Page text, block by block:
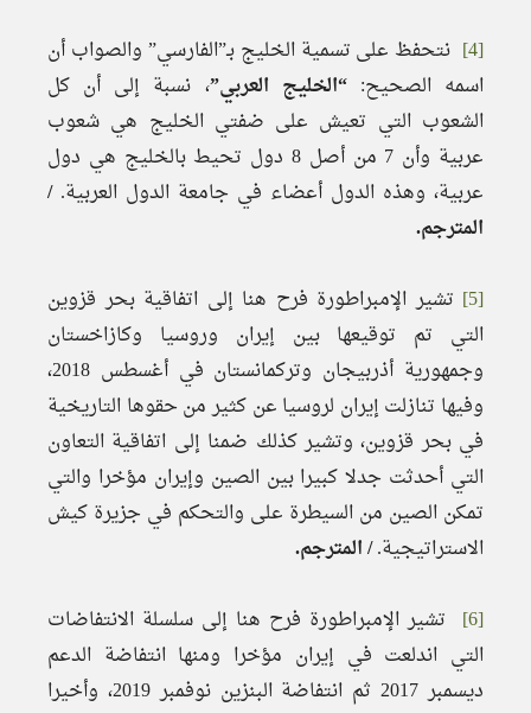
[4]
نتحفظ على تسمية الخليج بـ”الفارسي” والصواب أن
اسمه الصحيح:“الخليج العربي”، نسبة إلى أن كل
الشعوب التي تعيش على ضفتي الخليج هي شعوب
عربية وأن 7 من أصل 8 دول تحيط بالخليج هي دول
عربية، وهذه الدول أعضاء في جامعة الدول العربية./
المترجم.
[5]
تشير الإمبراطورة فرح هنا إلى اتفاقية بحر قزوين
التي تم توقيعها بين إيران وروسيا وكازاخستان
وجمهورية أذربيجان وتركمانستان في أغسطس 2018،
وفيها تنازلت إيران لروسيا عن كثير من حقوها التاريخية
في بحر قزوين، وتشير كذلك ضمنا إلى اتفاقية التعاون
التي أحدثت جدلا كبيرا بين الصين وإيران مؤخرا والتي
تمكن الصين من السيطرة على والتحكم في جزيرة كيش
الاستراتيجية./ المترجم.
[6]
تشير الإمبراطورة فرح هنا إلى سلسلة الانتفاضات
التي اندلعت في إيران مؤخرا ومنها انتفاضة الدعم
ديسمبر 2017 ثم انتفاضة البنزين نوفمبر 2019، وأخيرا